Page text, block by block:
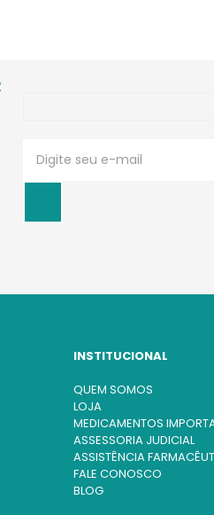
INSTITUCIONAL
QUEM SOMOS
LOJA
MEDICAMENTOS
ASSESSORIA JUDICIAL
ASSISTÊNCIA
FALE CONOSCO
BLOG